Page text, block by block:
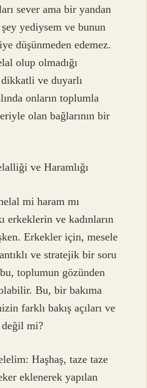
sever ama bir yandan
yediysem ve bunun
düşünmeden edemez.
olup olmadığı
ve duyarlı
onların toplumla
olan bağlarının bir
ve Haramlığı
mi haram mı
erkeklerin ve kadınların
Erkekler için, mesele
ve stratejik bir soru
toplumun gözünden
Bu, bir bakıma
farklı bakış açıları ve
mi?
Haşhaş, taze taze
eklenerek yapılan